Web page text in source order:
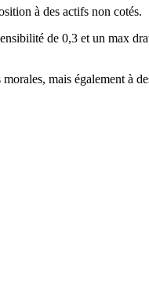
à des actifs non cotés.
de 0,3 et un max
mais également à